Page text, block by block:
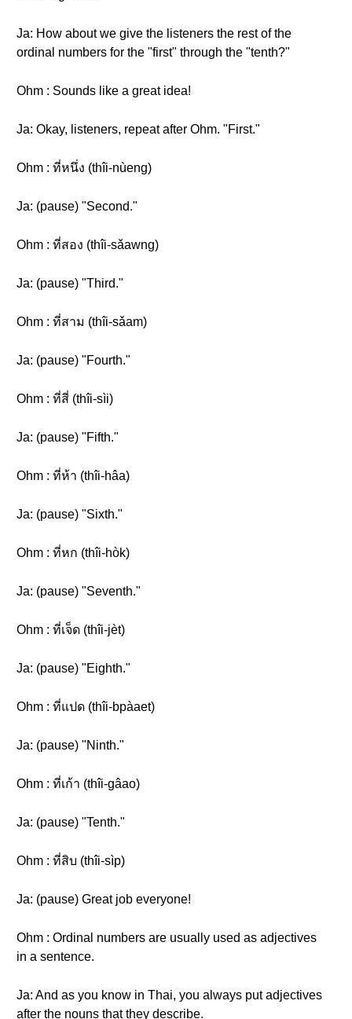
Ja: How about we give the listeners the rest of the
ordinal numbers for the "first" through the "tenth?"
Ohm : Sounds like a great idea!
Ja: Okay, listeners, repeat after Ohm. "First."
Ohm : ที่หนึ่ง (thîi-nùeng)
Ja: (pause) "Second."
Ohm : ที่สอง (thîi-sǎawng)
Ja: (pause) "Third."
Ohm : ที่สาม (thîi-sǎam)
Ja: (pause) "Fourth."
Ohm : ที่สี่ (thîi-sìi)
Ja: (pause) "Fifth."
Ohm : ที่ห้า (thîi-hâa)
Ja: (pause) "Sixth."
Ohm : ที่หก (thîi-hòk)
Ja: (pause) "Seventh."
Ohm : ที่เจ็ด (thîi-jèt)
Ja: (pause) "Eighth."
Ohm : ที่แปด (thîi-bpàaet)
Ja: (pause) "Ninth."
Ohm : ที่เก้า (thîi-gâao)
Ja: (pause) "Tenth."
Ohm : ที่สิบ (thîi-sìp)
Ja: (pause) Great job everyone!
Ohm : Ordinal numbers are usually used as adjectives
in a sentence.
Ja: And as you know in Thai, you always put adjectives
after the nouns that they describe.